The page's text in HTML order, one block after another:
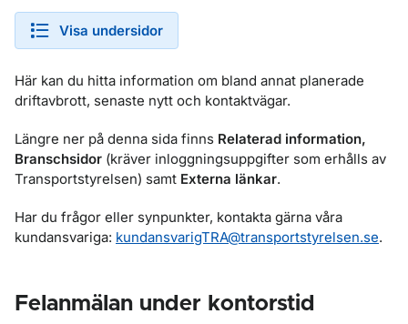
Visa undersidor
Här kan du hitta information om bland annat planerade
driftavbrott, senaste nytt och kontaktvägar.
Längre ner på denna sida finns Relaterad information,
Branschsidor (kräver inloggningsuppgifter som erhålls av
Transportstyrelsen) samt Externa länkar.
Har du frågor eller synpunkter, kontakta gärna våra
kundansvariga: kundansvarigTRA@transportstyrelsen.se.
Felanmälan under kontorstid